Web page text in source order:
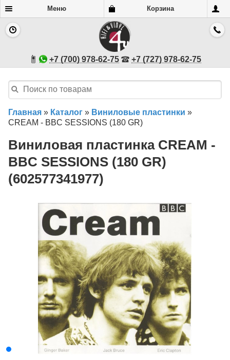
Меню Корзина
+7 (700) 978-62-75 +7 (727) 978-62-75
Главная » Каталог » Виниловые пластинки »
CREAM - BBC SESSIONS (180 GR)
Виниловая пластинка CREAM -
BBC SESSIONS (180 GR)
(602577341977)